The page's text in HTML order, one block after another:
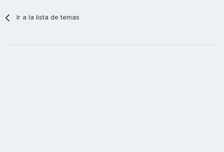
Ir a la lista de temas